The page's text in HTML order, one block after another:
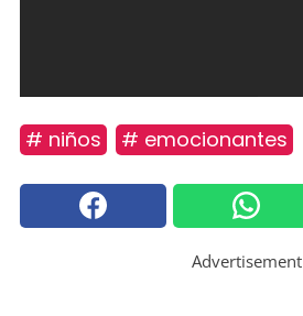
# niños # emocionantes
Advertisement